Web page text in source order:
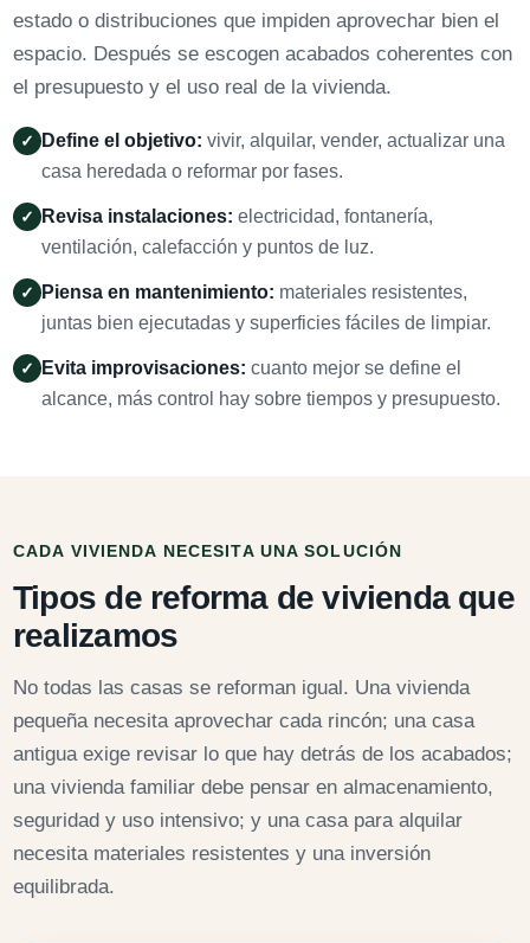
estado o distribuciones que impiden aprovechar bien el
espacio. Después se escogen acabados coherentes con
el presupuesto y el uso real de la vivienda.
✓ Define el objetivo: vivir, alquilar, vender, actualizar una
casa heredada o reformar por fases.
✓ Revisa instalaciones: electricidad, fontanería,
ventilación, calefacción y puntos de luz.
✓ Piensa en mantenimiento: materiales resistentes,
juntas bien ejecutadas y superficies fáciles de limpiar.
✓ Evita improvisaciones: cuanto mejor se define el
alcance, más control hay sobre tiempos y presupuesto.
CADA VIVIENDA NECESITA UNA SOLUCIÓN
Tipos de reforma de vivienda que
realizamos
No todas las casas se reforman igual. Una vivienda
pequeña necesita aprovechar cada rincón; una casa
antigua exige revisar lo que hay detrás de los acabados;
una vivienda familiar debe pensar en almacenamiento,
seguridad y uso intensivo; y una casa para alquilar
necesita materiales resistentes y una inversión
equilibrada.